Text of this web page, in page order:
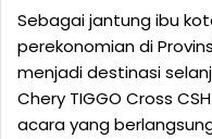
Sebagai jantung ibu
perekonomian di
menjadi destinasi
Chery TIGGO Cross
acara yang